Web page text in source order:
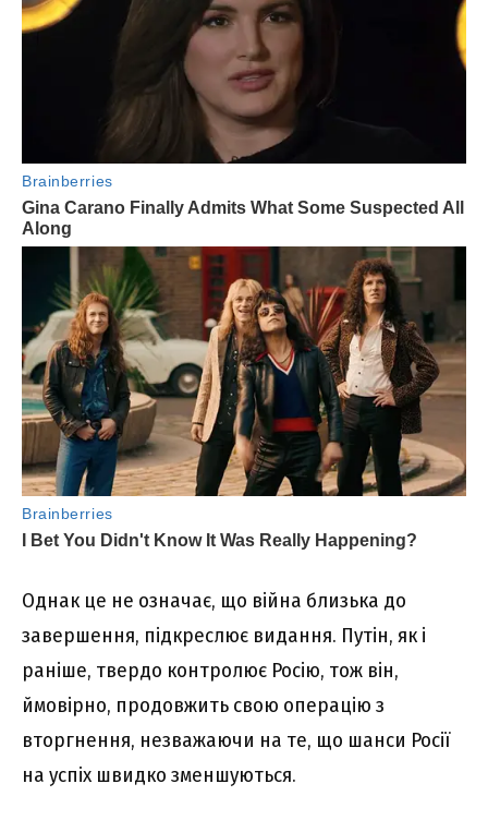
Однак це не означає, що війна близька до
завершення, підкреслює видання. Путін, як і
раніше, твердо контролює Росію, тож він,
ймовірно, продовжить свою операцію з
вторгнення, незважаючи на те, що шанси Росії
на успіх швидко зменшуються.